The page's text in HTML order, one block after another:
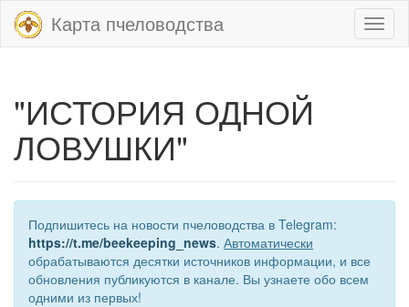
Карта пчеловодства
"ИСТОРИЯ ОДНОЙ
ЛОВУШКИ"
Подпишитесь на новости пчеловодства в Telegram:
https://t.me/beekeeping_news. Автоматически
обрабатываются десятки источников информации, и все
обновления публикуются в канале. Вы узнаете обо всем
одними из первых!